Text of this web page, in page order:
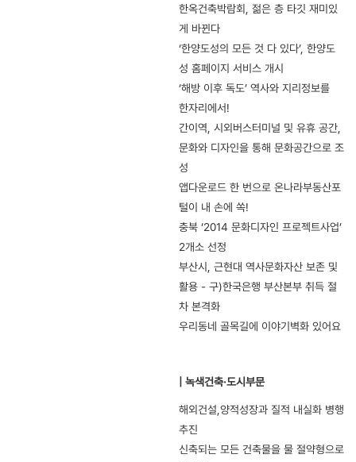
한옥건축박람회, 젊은 층 타깃 재미있
게 바뀐다
‘한양도성의 모든 것 다 있다’, 한양도
성 홈페이지 서비스 개시
‘해방 이후 독도’ 역사와 지리정보를
한자리에서!
간이역, 시외버스터미널 및 유휴 공간,
문화와 디자인을 통해 문화공간으로 조
성
앱다운로드 한 번으로 온나라부동산포
털이 내 손에 쏙!
충북 ‘2014 문화디자인 프로젝트사업’
2개소 선정
부산시, 근현대 역사문화자산 보존 및
활용 - 구)한국은행 부산본부 취득 절
차 본격화
우리동네 골목길에 이야기벽화 있어요
| 녹색건축·도시부문
해외건설,양적성장과 질적 내실화 병행
추진
신축되는 모든 건축물을 물 절약형으로